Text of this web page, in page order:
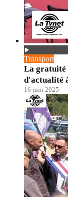
Transport
La gratuité
d'actualité
16 juin 2025